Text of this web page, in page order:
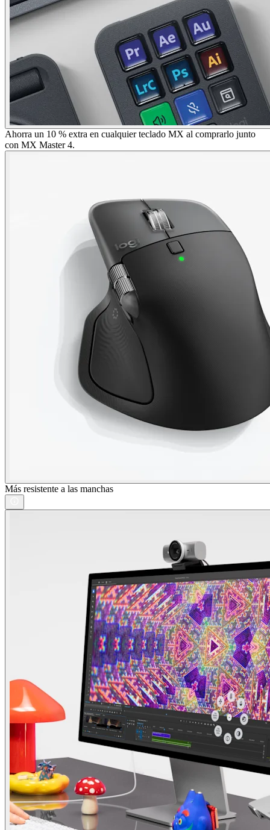
Ahorra un 10 % extra en cualquier teclado MX al comprarlo junto
con MX Master 4.
Más resistente a las manchas